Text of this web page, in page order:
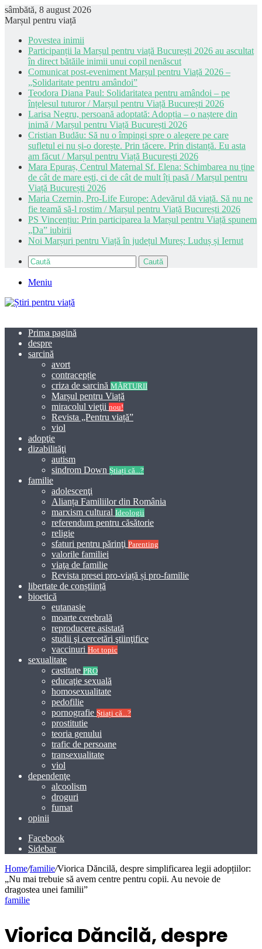
sâmbătă, 8 august 2026
Marșul pentru viață
Povestea inimii
Participanții la Marșul pentru viață București 2026 au ascultat
în direct bătăile inimii unui copil nenăscut
Comunicat post-eveniment Marșul pentru Viață 2026 –
„Solidaritate pentru amândoi”
Teodora Diana Paul: Solidaritatea pentru amândoi – pe
înțelesul tuturor / Marșul pentru Viață București 2026
Larisa Negru, persoană adoptată: Adopția – o naștere din
inimă / Marșul pentru Viață București 2026
Cristian Budău: Să nu o împingi spre o alegere pe care
sufletul ei nu și-o dorește. Prin tăcere. Prin distanță. Eu asta
am făcut / Marșul pentru Viață București 2026
Mara Epuraș, Centrul Maternal Sf. Elena: Schimbarea nu ține
de cât de mare ești, ci de cât de mult îți pasă / Marșul pentru
Viață București 2026
Maria Czernin, Pro-Life Europe: Adevărul dă viață. Să nu ne
fie teamă să-l rostim / Marșul pentru Viață București 2026
PS Vincențiu: Prin participarea la Marșul pentru Viață spunem
„Da” iubirii
Noi Marșuri pentru Viață în județul Mureș: Luduș și Iernut
Caută
Meniu
Prima pagină
despre
sarcină
avort
contracepție
criza de sarcină MĂRTURII
Marșul pentru Viață
miracolul vieţii nou!
Revista „Pentru viață”
viol
adopţie
dizabilităţi
autism
sindrom Down Știați că...?
familie
adolescenţi
Alianța Familiilor din România
marxism cultural Ideologii
referendum pentru căsătorie
religie
sfaturi pentru părinţi Parenting
valorile familiei
viaţa de familie
Revista presei pro-viață și pro-familie
libertate de conștiință
bioetică
eutanasie
moarte cerebrală
reproducere asistată
studii şi cercetări ştiinţifice
vaccinuri Hot topic
sexualitate
castitate PRO
educaţie sexuală
homosexualitate
pedofilie
pornografie Știați că...?
prostitutie
teoria genului
trafic de persoane
transexualitate
viol
dependenţe
alcoolism
droguri
fumat
opinii
Facebook
Sidebar
Home/familie/Viorica Dăncilă, despre simplificarea legii adopțiilor:
„Nu mai trebuie să avem centre pentru copii. Au nevoie de
dragostea unei familii”
familie
Viorica Dăncilă, despre